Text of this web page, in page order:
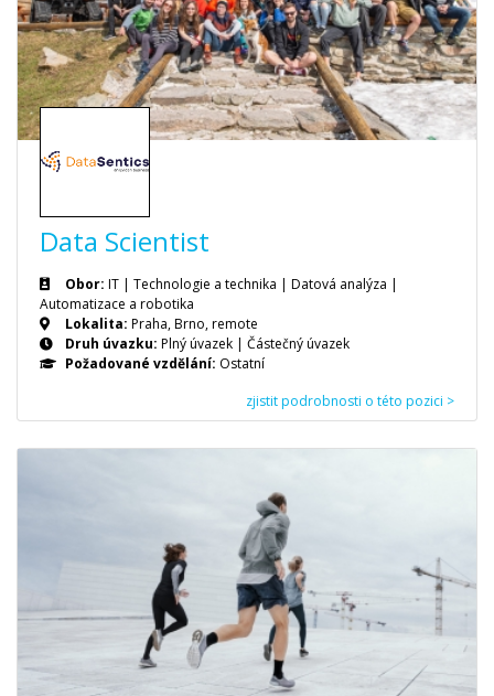
Data Scientist
Obor: IT | Technologie a technika | Datová analýza |
Automatizace a robotika
Lokalita: Praha, Brno, remote
Druh úvazku: Plný úvazek | Částečný úvazek
Požadované vzdělání: Ostatní
zjistit podrobnosti o této pozici >